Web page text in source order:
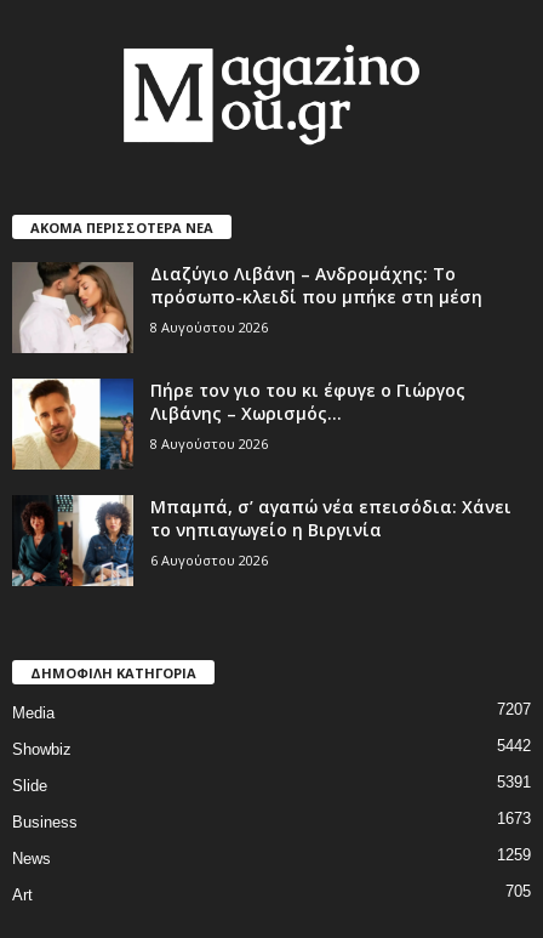
ΑΚΟΜΑ ΠΕΡΙΣΣΟΤΕΡΑ ΝΕΑ
Διαζύγιο Λιβάνη – Ανδρομάχης: Το
πρόσωπο-κλειδί που μπήκε στη μέση
8 Αυγούστου 2026
Πήρε τον γιο του κι έφυγε ο Γιώργος
Λιβάνης – Χωρισμός...
8 Αυγούστου 2026
Μπαμπά, σ’ αγαπώ νέα επεισόδια: Χάνει
το νηπιαγωγείο η Βιργινία
6 Αυγούστου 2026
ΔΗΜΟΦΙΛΗ ΚΑΤΗΓΟΡΙΑ
Media 7207
Showbiz 5442
Slide 5391
Business 1673
News 1259
Art 705